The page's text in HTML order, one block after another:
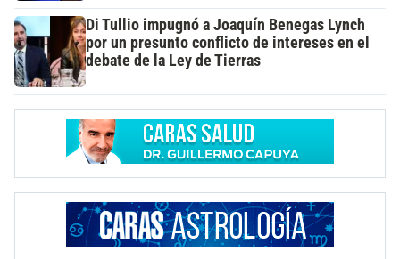
Di Tullio impugnó a Joaquín Benegas Lynch
por un presunto conflicto de intereses en el
debate de la Ley de Tierras